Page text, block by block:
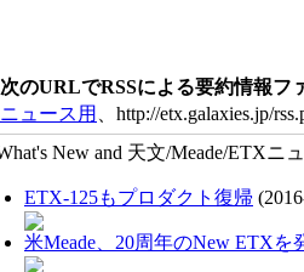
次のURLでRSSによる要約情報フ
ニュース用
、http://etx.galaxies.jp/
ETX-125もプロダクト復帰
米Meade、20周年のNew ETXを